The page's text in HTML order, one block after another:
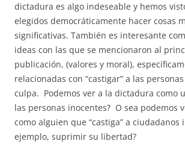
dictadura es algo indeseable y hemos
elegidos democráticamente hacer cosas
significativas. También es interesante
ideas con las que se mencionaron al
publicación, (valores y moral),
relacionadas con “castigar” a las
culpa. Podemos ver a la dictadura como
las personas inocentes? O sea podemos
como alguien que “castiga” a ciudadanos
ejemplo, suprimir su libertad?